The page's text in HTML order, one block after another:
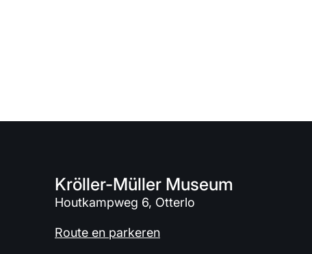
Kröller-Müller Museum
Houtkampweg 6, Otterlo
Route en parkeren